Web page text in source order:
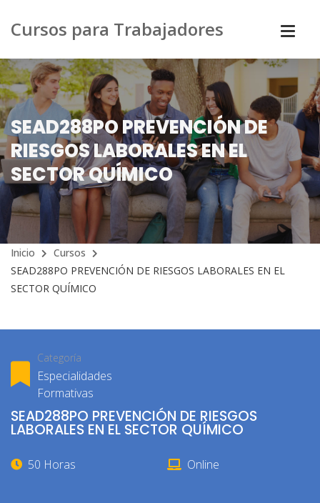
Cursos para Trabajadores
SEAD288PO PREVENCIÓN DE
RIESGOS LABORALES EN EL
SECTOR QUÍMICO
Inicio
Cursos
SEAD288PO PREVENCIÓN DE RIESGOS LABORALES EN EL
SECTOR QUÍMICO
Categoría
Especialidades
Formativas
SEAD288PO PREVENCIÓN DE RIESGOS
LABORALES EN EL SECTOR QUÍMICO
50 Horas Online